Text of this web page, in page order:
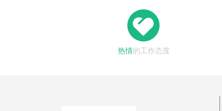
热情的工作态度